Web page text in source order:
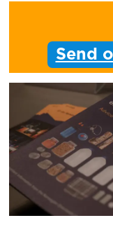
Send